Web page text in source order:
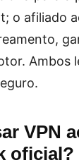
o afiliado
Ambos
VPN
oficial?